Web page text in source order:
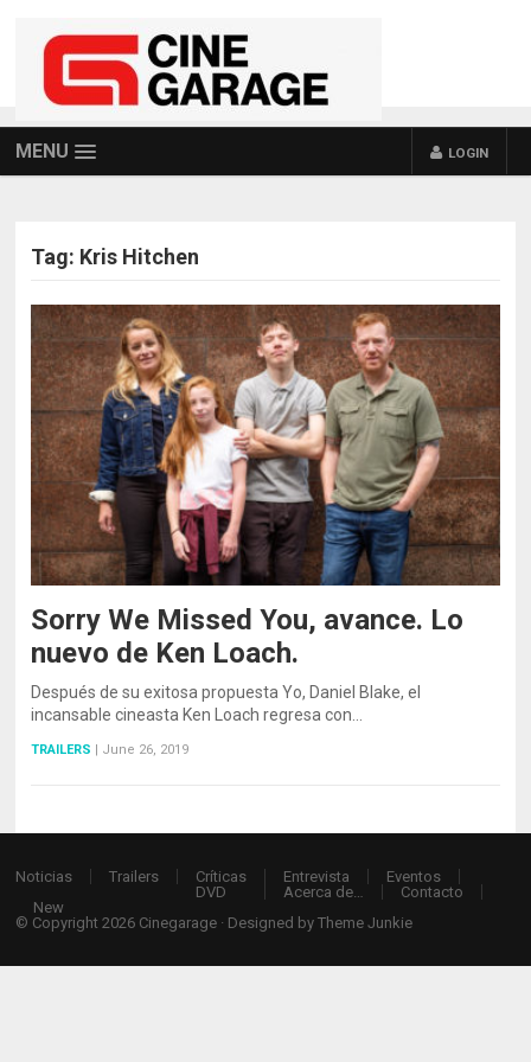
MENU LOGIN
Tag: Kris Hitchen
Sorry We Missed You, avance. Lo
nuevo de Ken Loach.
Después de su exitosa propuesta Yo, Daniel Blake, el
incansable cineasta Ken Loach regresa con…
TRAILERS June 26, 2019
Noticias Trailers
Críticas
DVD
Entrevista
Eventos
Acerca de…
Contacto
New
© Copyright 2026 Cinegarage · Designed byTheme Junkie